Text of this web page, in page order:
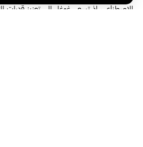
الاصطناعي، إذ تسعى غوغل إلى تعزيز قدرات